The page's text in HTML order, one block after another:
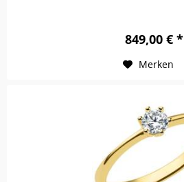
849,00 € *
Merken